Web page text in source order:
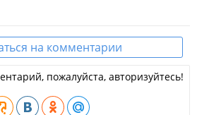
на комментарии
пожалуйста, авторизуйтесь!